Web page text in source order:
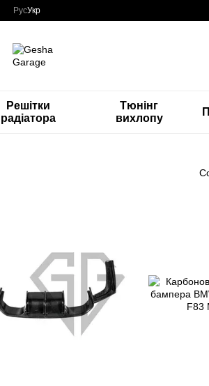
РусУкр
Решітки
радіатора
Тюнінг
вихлопу